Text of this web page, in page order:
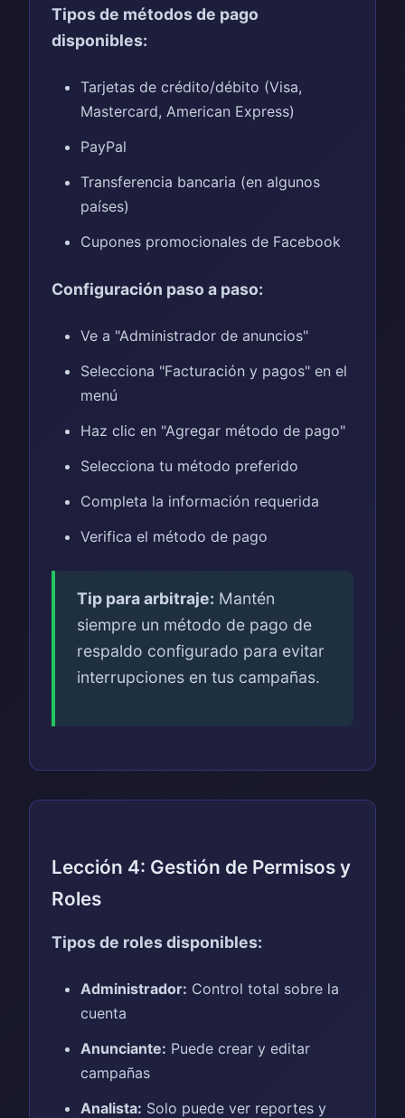
Tipos de métodos de pago
disponibles:
Tarjetas de crédito/débito (Visa,
Mastercard, American Express)
PayPal
Transferencia bancaria (en algunos
países)
Cupones promocionales de Facebook
Configuración paso a paso:
Ve a "Administrador de anuncios"
Selecciona "Facturación y pagos" en el
menú
Haz clic en "Agregar método de pago"
Selecciona tu método preferido
Completa la información requerida
Verifica el método de pago
Tip para arbitraje: Mantén
siempre un método de pago de
respaldo configurado para evitar
interrupciones en tus campañas.
Lección 4: Gestión de Permisos y
Roles
Tipos de roles disponibles:
Administrador: Control total sobre la
cuenta
Anunciante: Puede crear y editar
campañas
Analista: Solo puede ver reportes y